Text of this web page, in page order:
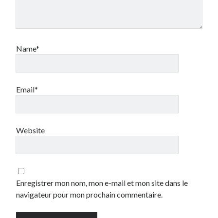
Développement
eCommerce
Fail
Geek
Inutile
lyon
McDonald's
musique
Non classé
Politique
Name*
Email*
Website
Enregistrer mon nom, mon e-mail et mon site dans le
navigateur pour mon prochain commentaire.